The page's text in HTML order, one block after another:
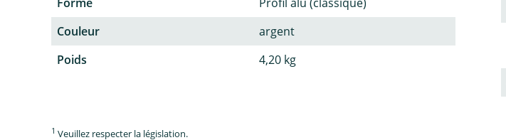
Couleur
argent
Poids
4,20 kg
1 Veuillez respecter la législation.